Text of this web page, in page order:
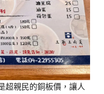
超親民的銅板價，讓人